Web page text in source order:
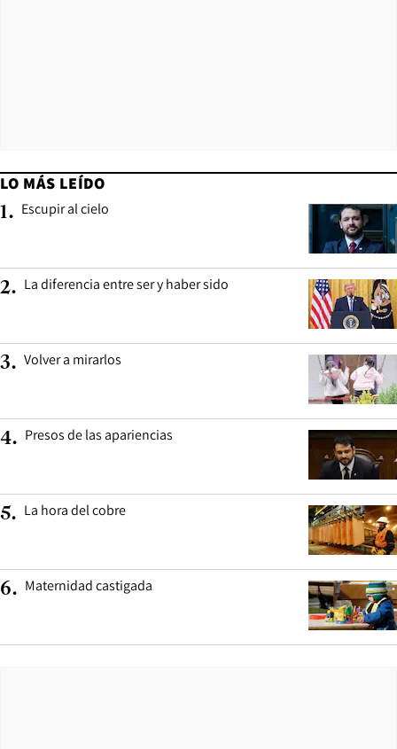
LO MÁS LEÍDO
1. Escupir al cielo
2. La diferencia entre ser y haber sido
3. Volver a mirarlos
4. Presos de las apariencias
5. La hora del cobre
6. Maternidad castigada